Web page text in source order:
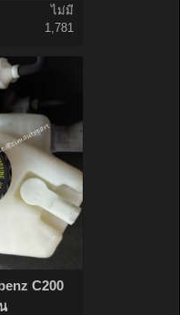
ไม่มี
1,781
C200